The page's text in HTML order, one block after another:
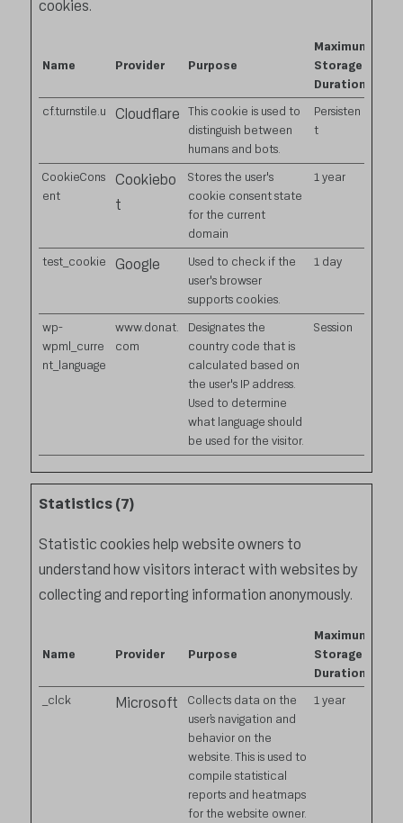
cookies.
Name Provider Purpose
Maximum
Storage
Duration
cf.turnstile.u
Cloudflare This cookie is used to
distinguish between
humans and bots.
Persisten
t
CookieCons
ent
Cookiebo
t
Stores the user's
cookie consent state
for the current
domain
1 year
test_cookie Google
Used to check if the
user's browser
supports cookies.
1 day
wp-
wpml_curre
nt_language
www.donat.
com
Designates the
country code that is
calculated based on
the user's IP address.
Used to determine
what language should
be used for the visitor.
Session
Statistics (7)
Statistic cookies help website owners to
understand how visitors interact with websites by
collecting and reporting information anonymously.
Name Provider Purpose
Maximum
Storage
Duration
_clck
Microsoft
Collects data on the
user’s navigation and
behavior on the
website. This is used to
compile statistical
reports and heatmaps
for the website owner.
1 year